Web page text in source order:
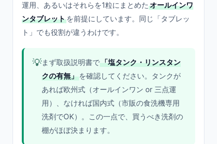
運用、あるいはそれらを1粒にまとめた オールインワ
ンタブレット を前提にしています。同じ「タブレッ
ト」でも役割が違うわけです。
💡まず取扱説明書で「塩タンク・リンスタン
クの有無」 を確認してください。タンクが
あれば欧州式（オールインワン or 三点運
用）、なければ国内式（市販の食洗機専用
洗剤でOK）。この一点で、買うべき洗剤の
棚がほぼ決まります。